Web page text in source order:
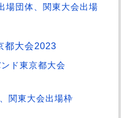
場団体、関東大会出場
都大会2023
ド東京都大会
関東大会出場枠